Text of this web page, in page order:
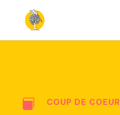
 COUP DE COEUR